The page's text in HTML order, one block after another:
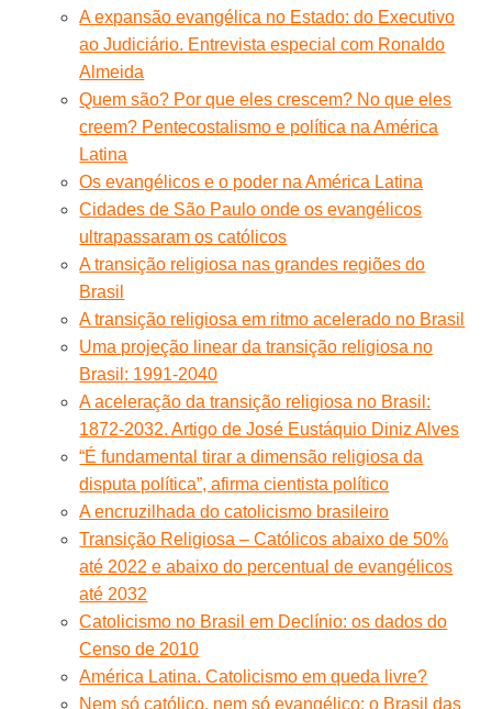
A expansão evangélica no Estado: do Executivo
ao Judiciário. Entrevista especial com Ronaldo
Almeida
Quem são? Por que eles crescem? No que eles
creem? Pentecostalismo e política na América
Latina
Os evangélicos e o poder na América Latina
Cidades de São Paulo onde os evangélicos
ultrapassaram os católicos
A transição religiosa nas grandes regiões do
Brasil
A transição religiosa em ritmo acelerado no Brasil
Uma projeção linear da transição religiosa no
Brasil: 1991-2040
A aceleração da transição religiosa no Brasil:
1872-2032. Artigo de José Eustáquio Diniz Alves
“É fundamental tirar a dimensão religiosa da
disputa política”, afirma cientista político
A encruzilhada do catolicismo brasileiro
Transição Religiosa – Católicos abaixo de 50%
até 2022 e abaixo do percentual de evangélicos
até 2032
Catolicismo no Brasil em Declínio: os dados do
Censo de 2010
América Latina. Catolicismo em queda livre?
Nem só católico, nem só evangélico: o Brasil das